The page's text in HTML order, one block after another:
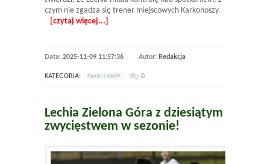
czym nie zgadza się trener miejscowych Karkonoszy.
[czytaj więcej...]
Data: 2025-11-09 11:57:36 Autor: Redakcja
KATEGORIA: PILKA / NEWSY 0
Lechia Zielona Góra z dziesiątym
zwycięstwem w sezonie!